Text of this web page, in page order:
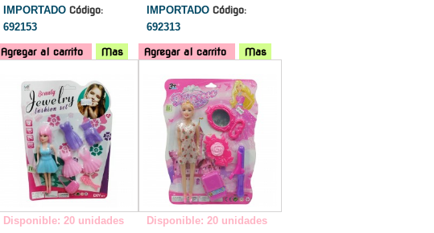
IMPORTADO Código:
692153
Agregar al carrito Mas
IMPORTADO Código:
692313
Agregar al carrito
Mas
Disponible: 20 unidades Disponible: 20 unidades